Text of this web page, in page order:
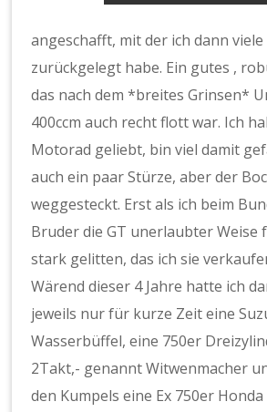
angeschafft, mit der ich dann viele
zurückgelegt habe. Ein gutes ,
das nach dem *breites Grinsen*
400ccm auch recht flott war. Ich
Motorad geliebt, bin viel damit
auch ein paar Stürze, aber der
weggesteckt. Erst als ich beim
Bruder die GT unerlaubter Weise
stark gelitten, das ich sie
Wärend dieser 4 Jahre hatte ich
jeweils nur für kurze Zeit eine
Wasserbüffel, eine 750er
2Takt,- genannt Witwenmacher
den Kumpels eine Ex 750er Honda